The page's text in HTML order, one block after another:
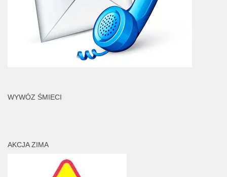
WYWÓZ ŚMIECI
AKCJA ZIMA